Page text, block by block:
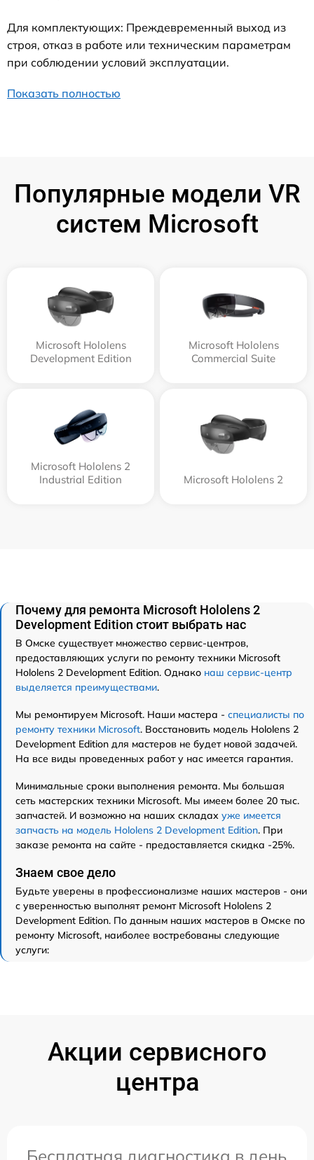
Для комплектующих: Преждевременный выход из
строя, отказ в работе или техническим параметрам
при соблюдении условий эксплуатации.
Показать полностью
Популярные модели VR
систем Microsoft
Microsoft Hololens
Development Edition
Microsoft Hololens
Commercial Suite
Microsoft Hololens 2
Industrial Edition
Microsoft Hololens 2
Почему для ремонта Microsoft Hololens 2
Development Edition стоит выбрать нас
В Омске существует множество сервис-центров,
предоставляющих услуги по ремонту техники Microsoft
Hololens 2 Development Edition. Однако наш сервис-центр
выделяется преимуществами.
Мы ремонтируем Microsoft. Наши мастера - специалисты по
ремонту техники Microsoft. Восстановить модель Hololens 2
Development Edition для мастеров не будет новой задачей.
На все виды проведенных работ у нас имеется гарантия.
Минимальные сроки выполнения ремонта. Мы большая
сеть мастерских техники Microsoft. Мы имеем более 20 тыс.
запчастей. И возможно на наших складах уже имеется
запчасть на модель Hololens 2 Development Edition. При
заказе ремонта на сайте - предоставляется скидка -25%.
Знаем свое дело
Будьте уверены в профессионализме наших мастеров - они
с уверенностью выполнят ремонт Microsoft Hololens 2
Development Edition. По данным наших мастеров в Омске по
ремонту Microsoft, наиболее востребованы следующие
услуги:
Акции сервисного
центра
Бесплатная диагностика в день